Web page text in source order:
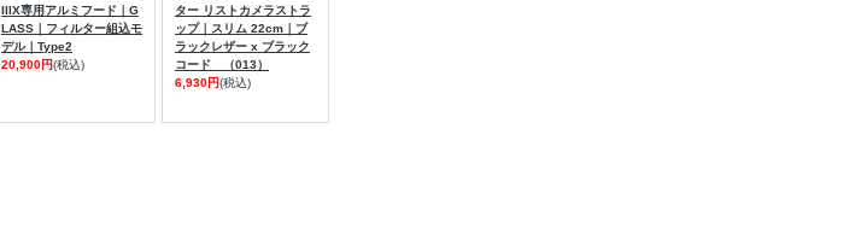
IIIX専用アルミフード｜G
LASS｜フィルター組込モ
デル｜Type2
20,900円(税込)
ター リストカメラストラ
ップ｜スリム 22cm｜ブ
ラックレザー x ブラック
コード （013）
6,930円(税込)